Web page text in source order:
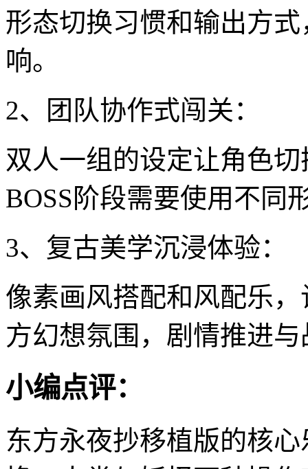
形态切换习惯和输出方
响。
2、团队协作式闯关：
双人一组的设定让角色
BOSS阶段需要使用不同
3、复古美学沉浸体验：
像素画风搭配和风配乐
方幻想氛围，剧情推进
小编点评：
东方永夜抄移植版的核